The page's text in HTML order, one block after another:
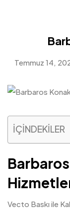
Temmuz 14,
İÇİNDEKİLER
Vecto Baskı ile